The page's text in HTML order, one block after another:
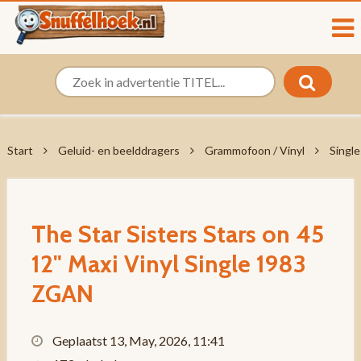
Start Geluid- en beelddragers Grammofoon / Vinyl
The Star Sisters Stars on 45
12" Maxi Vinyl Single 1983
ZGAN
Geplaatst 13, May, 2026, 11:41